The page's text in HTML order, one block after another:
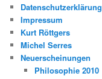
Datenschutzerklärung
Impressum
Kurt Röttgers
Michel Serres
Neuerscheinungen
Philosophie 2010